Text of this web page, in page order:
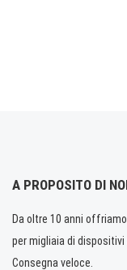
A PROPOSITO DI
Da oltre 10 anni
per migliaia di
Consegna veloce.